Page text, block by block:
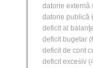
datorie externă
datorie publică
deficit al
deficit bugetar
deficit de cont
deficit excesiv